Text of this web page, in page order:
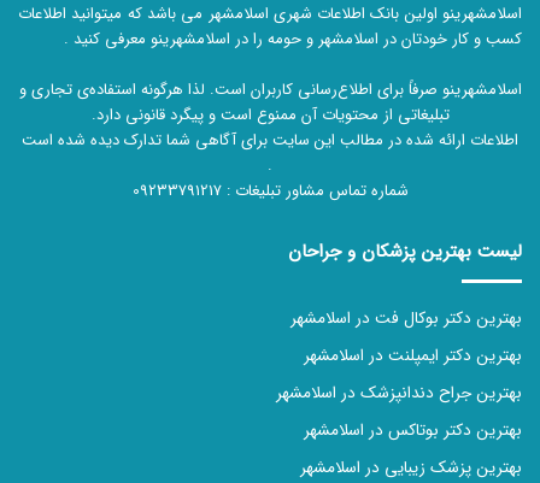
اسلامشهرینو اولین بانک اطلاعات شهری اسلامشهر می باشد که میتوانید اطلاعات
کسب و کار خودتان در اسلامشهر و حومه را در اسلامشهرینو معرفی کنید .
اسلامشهرینو صرفاً برای اطلاع‌رسانی کاربران است. لذا هرگونه استفاده‌ی تجاری و
تبلیغاتی از محتویات آن ممنوع است و پیگرد قانونی دارد.
اطلاعات ارائه شده در مطالب این سایت برای آگاهی شما تدارک دیده شده است
.
شماره تماس مشاور تبلیغات :09233791217
لیست بهترین پزشکان و جراحان
بهترین دکتر بوکال فت در اسلامشهر
بهترین دکتر ایمپلنت در اسلامشهر
بهترین جراح دندانپزشک در اسلامشهر
بهترین دکتر بوتاکس در اسلامشهر
بهترین پزشک زیبایی در اسلامشهر